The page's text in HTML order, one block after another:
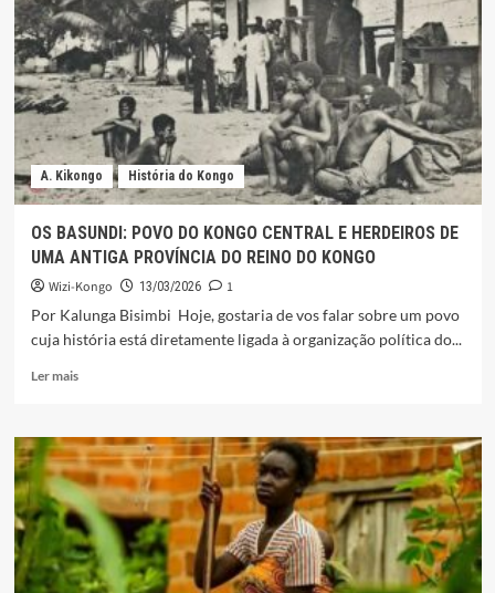
DO
BEMBE
QUE
SALVOU
UÍGE
A. Kikongo História do Kongo
OS BASUNDI: POVO DO KONGO CENTRAL E HERDEIROS DE
UMA ANTIGA PROVÍNCIA DO REINO DO KONGO
Wizi-Kongo 13/03/2026
1
Por Kalunga Bisimbi Hoje, gostaria de vos falar sobre um povo
cuja história está diretamente ligada à organização política do...
Ler maisLeia
OS
BASUNDI:
POVO
DO
KONGO
CENTRAL
E
HERDEIROS